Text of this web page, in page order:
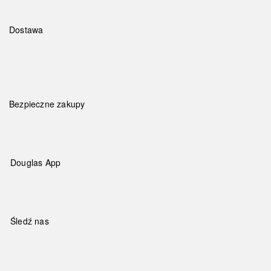
Dostawa
Bezpieczne zakupy
Douglas App
Śledź nas